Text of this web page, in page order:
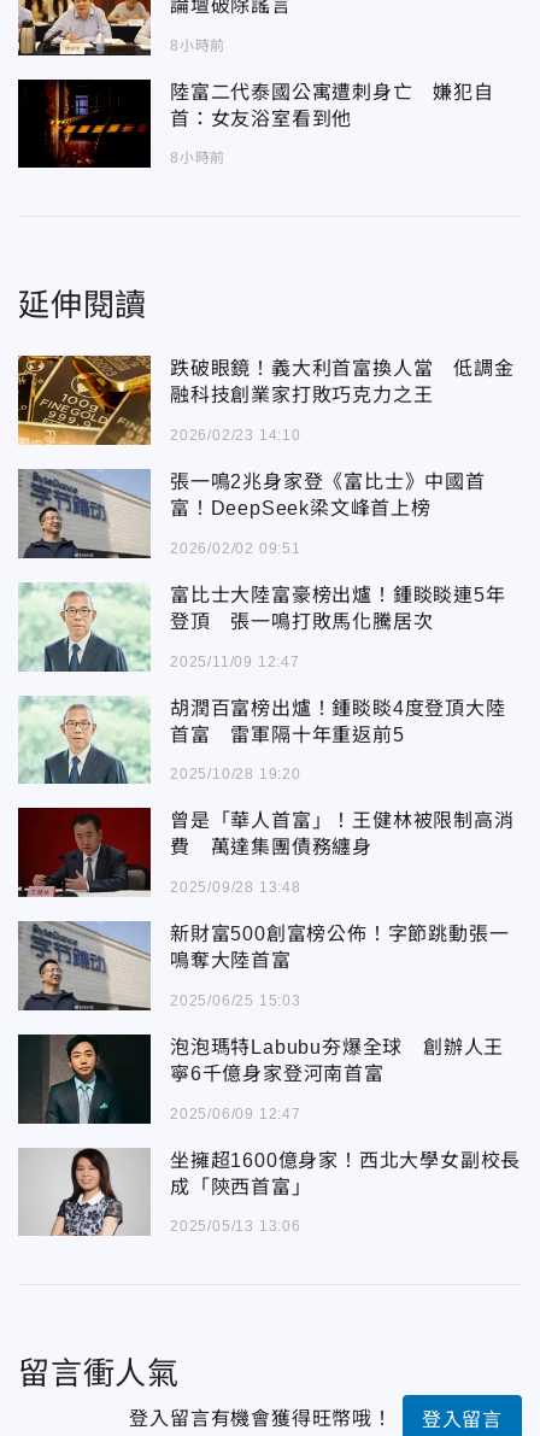
論壇破除謠言
8小時前
陸富二代泰國公寓遭刺身亡 嫌犯自
首：女友浴室看到他
8小時前
延伸閱讀
跌破眼鏡！義大利首富換人當 低調金
融科技創業家打敗巧克力之王
2026/02/23 14:10
張一鳴2兆身家登《富比士》中國首
富！DeepSeek梁文峰首上榜
2026/02/02 09:51
富比士大陸富豪榜出爐！鍾睒睒連5年
登頂 張一鳴打敗馬化騰居次
2025/11/09 12:47
胡潤百富榜出爐！鍾睒睒4度登頂大陸
首富 雷軍隔十年重返前5
2025/10/28 19:20
曾是「華人首富」！王健林被限制高消
費 萬達集團債務纏身
2025/09/28 13:48
新財富500創富榜公佈！字節跳動張一
鳴奪大陸首富
2025/06/25 15:03
泡泡瑪特Labubu夯爆全球 創辦人王
寧6千億身家登河南首富
2025/06/09 12:47
坐擁超1600億身家！西北大學女副校長
成「陝西首富」
2025/05/13 13:06
留言衝人氣
登入留言有機會獲得旺幣哦！ 登入留言